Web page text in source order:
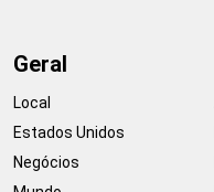
Geral
Local
Estados Unidos
Negócios